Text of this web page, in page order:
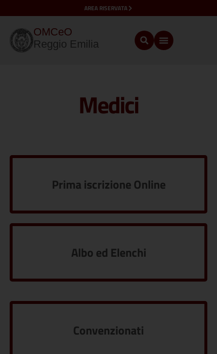
AREA RISERVATA
OMCeO
Reggio Emilia
Medici
Prima iscrizione Online
Albo ed Elenchi
Convenzionati